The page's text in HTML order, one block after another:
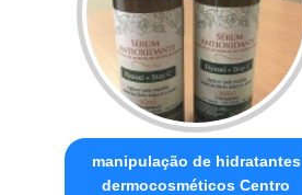
manipulação de hidratantes
dermocosméticos Centro